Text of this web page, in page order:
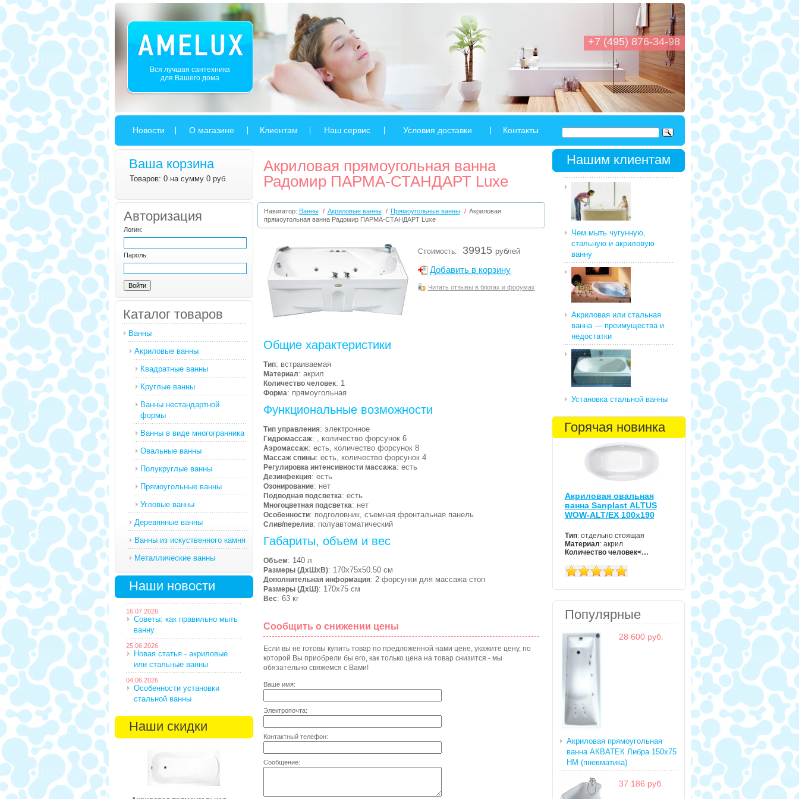
+7 (495) 876-34-98
Вся лучшая сантехника
для Вашего дома
Новости О магазине Клиентам Наш сервис Условия доставки Контакты
Ваша корзина
Товаров: 0 на сумму 0 руб.
Авторизация
Логин:
Пароль:
Каталог товаров
Ванны
Акриловые ванны
Квадратные ванны
Круглые ванны
Ванны нестандартной
формы
Ванны в виде многогранника
Овальные ванны
Полукруглые ванны
Прямоугольные ванны
Угловые ванны
Деревянные ванны
Ванны из искуственного камня
Металлические ванны
Наши новости
16.07.2026
Советы: как правильно мыть
ванну
25.06.2026
Новая статья - акриловые
или стальные ванны
04.06.2026
Особенности установки
стальной ванны
Наши скидки
Акриловая прямоугольная ванна
Радомир ПАРМА-СТАНДАРТ Luxe
Навигатор: Ванны / Акриловые ванны / Прямоугольные ванны / Акриловая
прямоугольная ванна Радомир ПАРМА-СТАНДАРТ Luxe
Стоимость: 39915 рублей
Добавить в корзину
Читать отзывы в блогах и форумах
Общие характеристики
Тип: встраиваемая
Материал: акрил
Количество человек: 1
Форма: прямоугольная
Функциональные возможности
Тип управления: электронное
Гидромассаж: , количество форсунок 6
Аэромассаж: есть, количество форсунок 8
Массаж спины: есть, количество форсунок 4
Регулировка интенсивности массажа: есть
Дезинфекция: есть
Озонирование: нет
Подводная подсветка: есть
Многоцветная подсветка: нет
Особенности: подголовник, съемная фронтальная панель
Слив/перелив: полуавтоматический
Габариты, объем и вес
Объем: 140 л
Размеры (ДхШхВ): 170х75х50.50 см
Дополнительная информация: 2 форсунки для массажа стоп
Размеры (ДхШ): 170х75 см
Вес: 63 кг
Сообщить о снижении цены
Если вы не готовы купить товар по предложенной нами цене, укажите цену, по
которой Вы приобрели бы его, как только цена на товар снизится - мы
обязательно свяжемся с Вами!
Ваше имя:
Электропочта:
Контактный телефон:
Сообщение:
Нашим клиентам
Чем мыть чугунную,
стальную и акриловую
ванну
Акриловая или стальная
ванна — преимущества и
недостатки
Установка стальной ванны
Горячая новинка
Акриловая овальная
ванна Sanplast ALTUS
WOW-ALT/EX 100x190
Тип: отдельно стоящая
Материал: акрил
Количество человек<…
Популярные
28 600 руб.
Акриловая прямоугольная
ванна АКВАТЕК Либра 150х75
HM (пневматика)
37 186 руб.